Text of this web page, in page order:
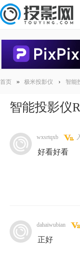
首页 » 极米投影仪 › 智能
智能投影仪
wxsrtqxb
好看好看
dahaiwubian
正好